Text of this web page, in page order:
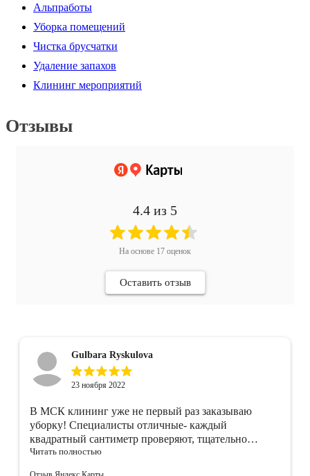
Альпработы
Уборка помещений
Чистка брусчатки
Удаление запахов
Клининг мероприятий
Отзывы
4.4 из 5
На основе 17 оценок
Оставить отзыв
Gulbara Ryskulova
23 ноября 2022
В МСК клининг уже не первый раз заказываю
уборку! Специалисты отличные- каждый
квадратный сантиметр проверяют, тщательно
убирают)) после них квартира ещё неделю пахнет
Читать полностью